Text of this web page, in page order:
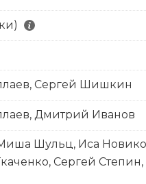
Сергей Шишкин
Дмитрий Иванов
Шульц, Иса
Сергей Степин,